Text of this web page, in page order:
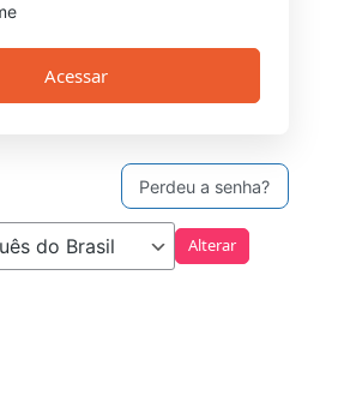
Perdeu a senha?